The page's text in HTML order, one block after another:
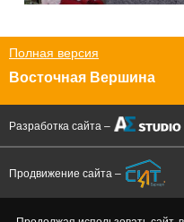
Полная версия
Восточная Вершина
Разработка сайта –
Продвижение сайта –